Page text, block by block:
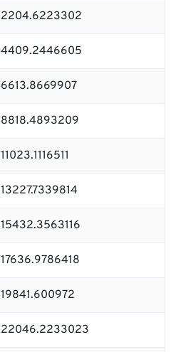
2204.6223302
4409.2446605
6613.8669907
8818.4893209
11023.1116511
13227.7339814
15432.3563116
17636.9786418
19841.600972
22046.2233023